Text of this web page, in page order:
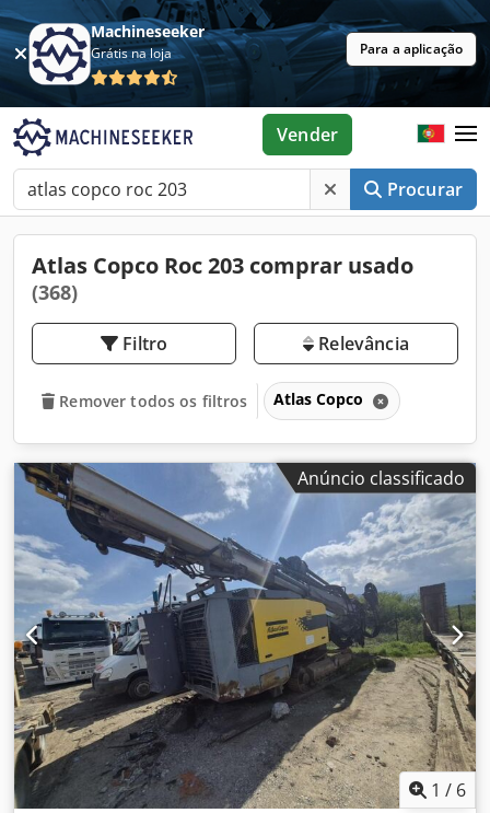
Machineseeker
Grátis na loja Para a aplicação
Procurar
Vender
Atlas Copco Roc 203 comprar usado
(368)
Filtro Relevância
Remover todos os filtros Atlas Copco
Anúncio classificado
1 / 6